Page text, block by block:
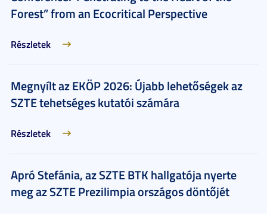
Forest” from an Ecocritical Perspective
Részletek
Megnyílt az EKÖP 2026: Újabb lehetőségek az
SZTE tehetséges kutatói számára
Részletek
Apró Stefánia, az SZTE BTK hallgatója nyerte
meg az SZTE Prezilimpia országos döntőjét